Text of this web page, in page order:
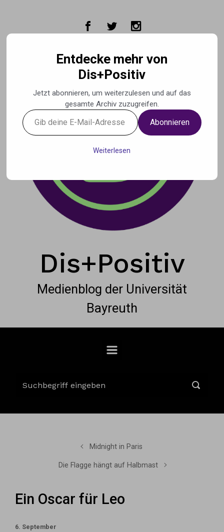
Dis+Positiv
Medienblog der Universität
Bayreuth
Midnight in Paris
Die Flagge hängt auf Halbmast
Ein Oscar für Leo
6. September
Entdecke mehr von
Dis+Positiv
Jetzt abonnieren, um weiterzulesen und auf das
gesamte Archiv zuzugreifen.
Gib
deine
Abonnieren
Weiterlesen